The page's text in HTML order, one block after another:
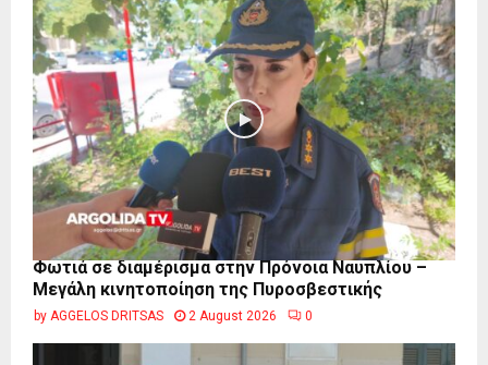
Φωτιά σε διαμέρισμα στην Πρόνοια Ναυπλίου –
Μεγάλη κινητοποίηση της Πυροσβεστικής
by AGGELOS DRITSAS 2 August 2026 0